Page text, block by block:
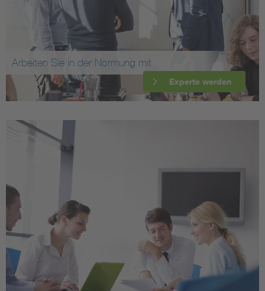
Arbeiten Sie in der Normung mit
Experte werden